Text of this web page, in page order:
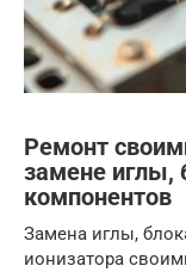
Ремонт
замене иглы,
компонентов
Замена иглы,
ионизатора